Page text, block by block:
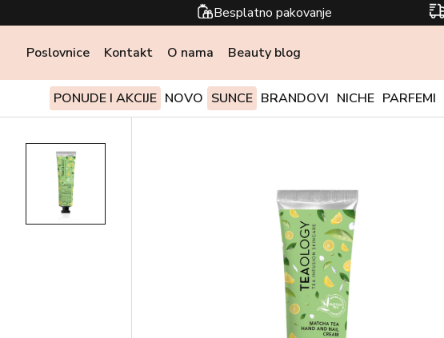
Besplatno pakovanje
Poslovnice Kontakt O nama Beauty blog
PONUDE I AKCIJE NOVO SUNCE BRANDOVI NICHE PARFEMI